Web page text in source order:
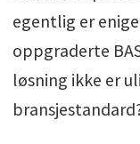
egentlig er
oppgraderte
løsning ikke er